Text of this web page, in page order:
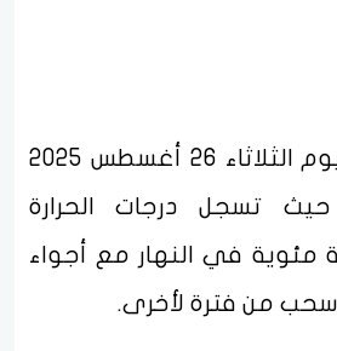
تشهد الإمارات اليوم الثلاثاء 26 أغسطس 2025
تسجل درجات الحرارة
38 درجة مئوية في النهار مع أجواء
من فترة لأخرى.